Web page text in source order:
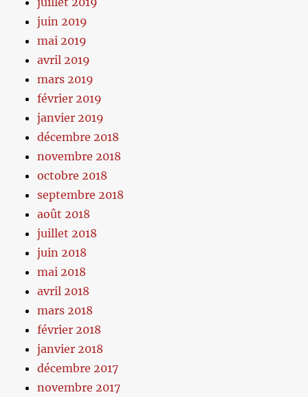
juin 2019
mai 2019
avril 2019
mars 2019
février 2019
janvier 2019
décembre 2018
novembre 2018
octobre 2018
septembre 2018
août 2018
juillet 2018
juin 2018
mai 2018
avril 2018
mars 2018
février 2018
janvier 2018
décembre 2017
novembre 2017